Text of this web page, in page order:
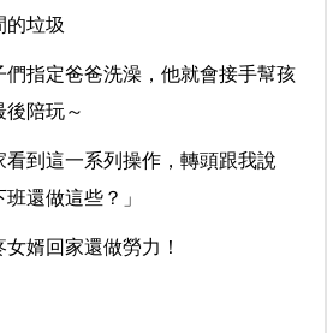
的垃圾
們指定爸爸洗澡，他就會接手幫孩
陪玩～
到這一系列操作，轉頭跟我說
還做這些？」
婿回家還做勞力！